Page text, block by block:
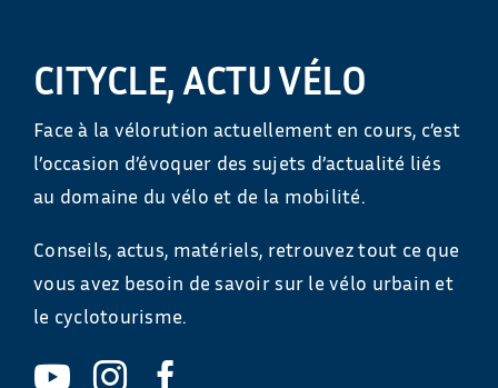
CITYCLE, ACTU VÉLO
Face à la vélorution actuellement en cours, c’est
l’occasion d’évoquer des sujets d’actualité liés
au domaine du vélo et de la mobilité.
Conseils, actus, matériels, retrouvez tout ce que
vous avez besoin de savoir sur le vélo urbain et
le cyclotourisme.